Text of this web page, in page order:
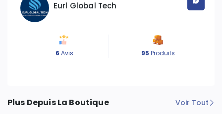
Eurl Global Tech
6 Avis 95 Produits
Plus Depuis La Boutique Voir Tout